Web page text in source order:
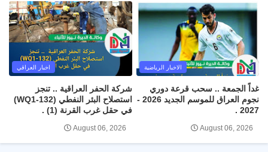
الاخبار الرياضية
غداً الجمعة .. سحب قرعة دوري
نجوم العراق للموسم الجديد 2026 -
2027 .
August 06, 2026
اخبار العراقي
شركة الحفر العراقية .. تنجز
استصلاح البئر النفطي (WQ1-132)
في حقل غرب القرنة (1) .
August 06, 2026